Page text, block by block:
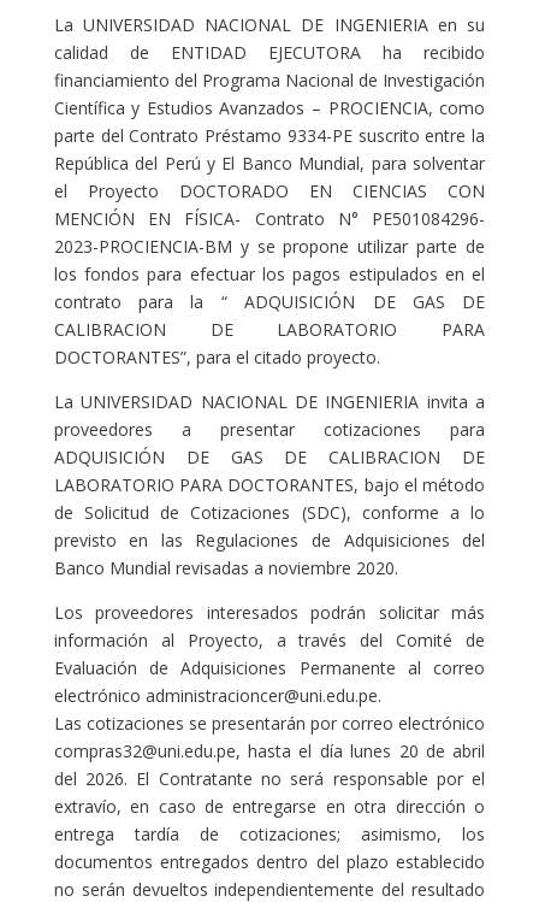
La UNIVERSIDAD NACIONAL DE INGENIERIA en su
calidad de ENTIDAD EJECUTORA ha recibido
financiamiento del Programa Nacional de Investigación
Científica y Estudios Avanzados – PROCIENCIA, como
parte del Contrato Préstamo 9334-PE suscrito entre la
República del Perú y El Banco Mundial, para solventar
el Proyecto DOCTORADO EN CIENCIAS CON
MENCIÓN EN FÍSICA- Contrato N° PE501084296-
2023-PROCIENCIA-BM y se propone utilizar parte de
los fondos para efectuar los pagos estipulados en el
contrato para la “ ADQUISICIÓN DE GAS DE
CALIBRACION DE LABORATORIO PARA
DOCTORANTES”, para el citado proyecto.
La UNIVERSIDAD NACIONAL DE INGENIERIA invita a
proveedores a presentar cotizaciones para
ADQUISICIÓN DE GAS DE CALIBRACION DE
LABORATORIO PARA DOCTORANTES, bajo el método
de Solicitud de Cotizaciones (SDC), conforme a lo
previsto en las Regulaciones de Adquisiciones del
Banco Mundial revisadas a noviembre 2020.
Los proveedores interesados podrán solicitar más
información al Proyecto, a través del Comité de
Evaluación de Adquisiciones Permanente al correo
electrónico administracioncer@uni.edu.pe.
Las cotizaciones se presentarán por correo electrónico
compras32@uni.edu.pe, hasta el día lunes 20 de abril
del 2026. El Contratante no será responsable por el
extravío, en caso de entregarse en otra dirección o
entrega tardía de cotizaciones; asimismo, los
documentos entregados dentro del plazo establecido
no serán devueltos independientemente del resultado